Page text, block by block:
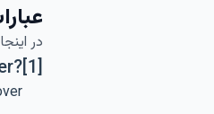
در
[1]